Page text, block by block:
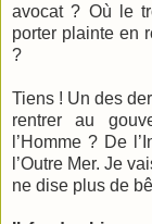
avocat ? Où le
porter plainte en
?
Tiens ! Un des
rentrer au
l’Homme ? De
l’Outre Mer. Je
ne dise plus de